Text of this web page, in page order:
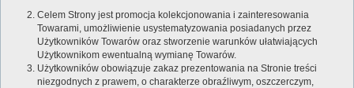
Celem Strony jest promocja kolekcjonowania i zainteresowania
Towarami, umożliwienie usystematyzowania posiadanych przez
Użytkowników Towarów oraz stworzenie warunków ułatwiających
Użytkownikom ewentualną wymianę Towarów.
Użytkowników obowiązuje zakaz prezentowania na Stronie treści
niezgodnych z prawem, o charakterze obraźliwym, oszczerczym,